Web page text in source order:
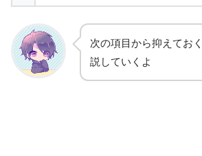
次の項目から抑えてお
説していくよ